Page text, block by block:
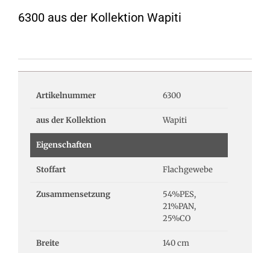
6300 aus der Kollektion Wapiti
Artikelnummer 6300
aus der Kollektion Wapiti
Eigenschaften
Stoffart Flachgewebe
Zusammensetzung
54%PES,
21%PAN,
25%CO
Breite 140 cm